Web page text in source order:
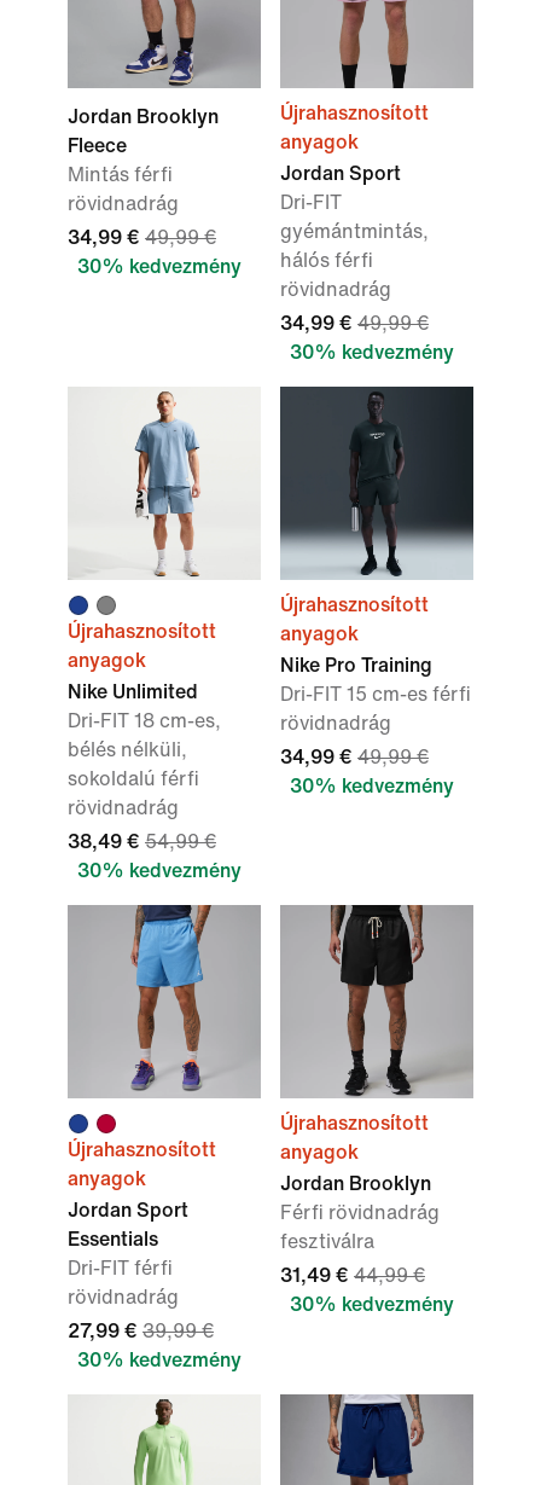
Jordan Brooklyn
Fleece
Mintás férfi
rövidnadrág
34,99 € 49,99 €
30% kedvezmény
Újrahasznosított
anyagok
Jordan Sport
Dri-FIT
gyémántmintás,
hálós férfi
rövidnadrág
34,99 € 49,99 €
30% kedvezmény
Újrahasznosított
anyagok
Nike Unlimited
Dri-FIT 18 cm-es,
bélés nélküli,
sokoldalú férfi
rövidnadrág
38,49 € 54,99 €
30% kedvezmény
Újrahasznosított
anyagok
Nike Pro Training
Dri-FIT 15 cm-es férfi
rövidnadrág
34,99 € 49,99 €
30% kedvezmény
Újrahasznosított
anyagok
Jordan Sport
Essentials
Dri-FIT férfi
rövidnadrág
27,99 € 39,99 €
30% kedvezmény
Újrahasznosított
anyagok
Jordan Brooklyn
Férfi rövidnadrág
fesztiválra
31,49 € 44,99 €
30% kedvezmény